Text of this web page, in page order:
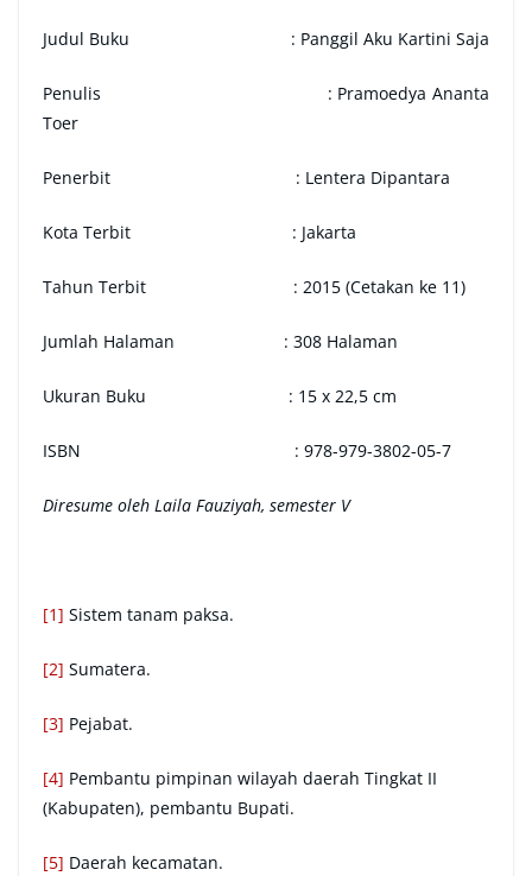
Judul Buku : Panggil Aku Kartini Saja
Penulis : Pramoedya Ananta
Toer
Penerbit : Lentera Dipantara
Kota Terbit : Jakarta
Tahun Terbit : 2015 (Cetakan ke 11)
Jumlah Halaman : 308 Halaman
Ukuran Buku : 15 x 22,5 cm
ISBN : 978-979-3802-05-7
Diresume oleh Laila Fauziyah, semester V
[1] Sistem tanam paksa.
[2] Sumatera.
[3] Pejabat.
[4] Pembantu pimpinan wilayah daerah Tingkat II
(Kabupaten), pembantu Bupati.
[5] Daerah kecamatan.